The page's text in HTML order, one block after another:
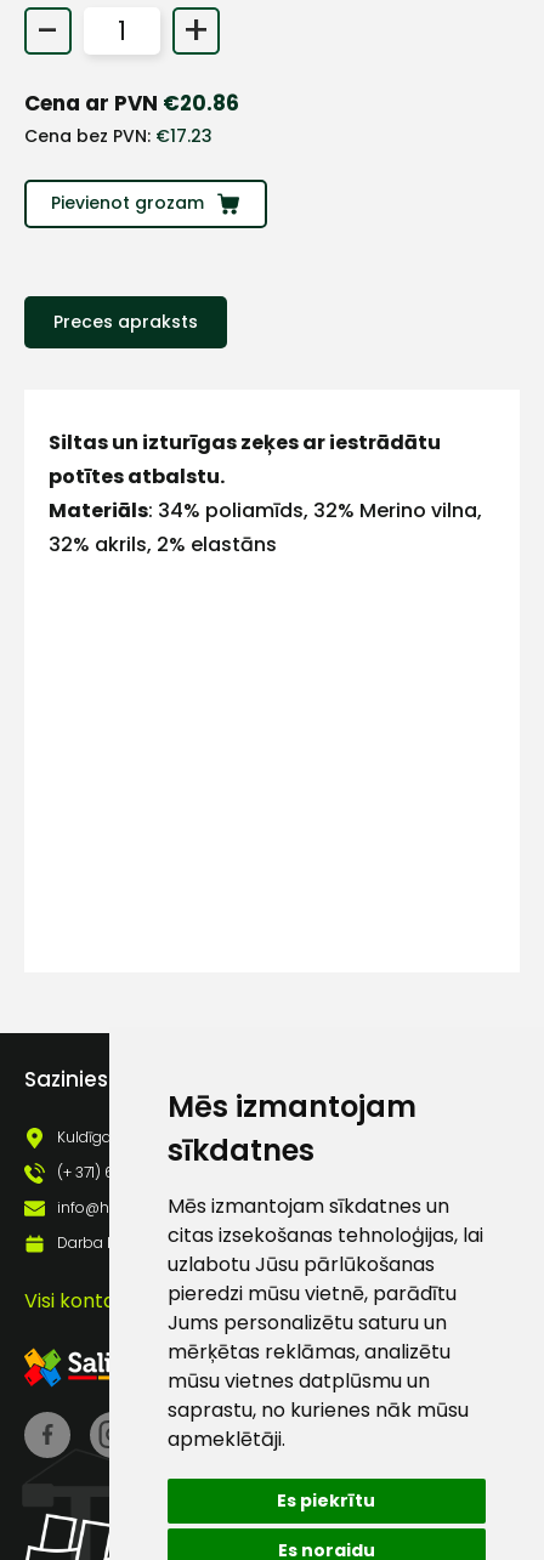
Mēs izmantojam
sīkdatnes
Mēs izmantojam sīkdatnes un
citas izsekošanas tehnoloģijas, lai
uzlabotu Jūsu pārlūkošanas
pieredzi mūsu vietnē, parādītu
Jums personalizētu saturu un
mērķētas reklāmas, analizētu
mūsu vietnes datplūsmu un
saprastu, no kurienes nāk mūsu
apmeklētāji.
Es piekrītu
Es noraidu
- +
Cena ar PVN €20.86
Cena bez PVN: €17.23
Pievienot grozam
Preces apraksts
Siltas un izturīgas zeķes ar iestrādātu
potītes atbalstu.
Materiāls: 34% poliamīds, 32% Merino vilna,
32% akrils, 2% elastāns
Sazinies ar mums
Kuldīgas iela 69a, Saldus, Saldus nov., LV - 3801
(+ 371) 63 881 186
info@hards.lv
Darba laiks: Darbadienās: 8:00 - 17:00
Visi kontakti
Sūtīt ziņojumu
Klientu
atbalsts
Darbdienās:
8:00 – 17:00
info@hards.lv
+